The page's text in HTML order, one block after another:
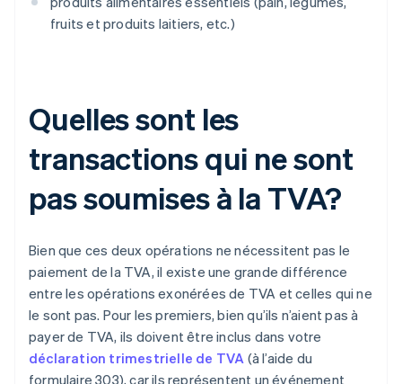
fruits et produits laitiers, etc.)
Quelles sont les
transactions qui ne sont
pas soumises à la TVA?
Bien que ces deux opérations ne nécessitent pas le
paiement de la TVA, il existe une grande différence
entre les opérations exonérées de TVA et celles qui ne
le sont pas. Pour les premiers, bien qu’ils n’aient pas à
payer de TVA, ils doivent être inclus dans votre
déclaration trimestrielle de TVA (à l’aide du
formulaire 303), car ils représentent un événement